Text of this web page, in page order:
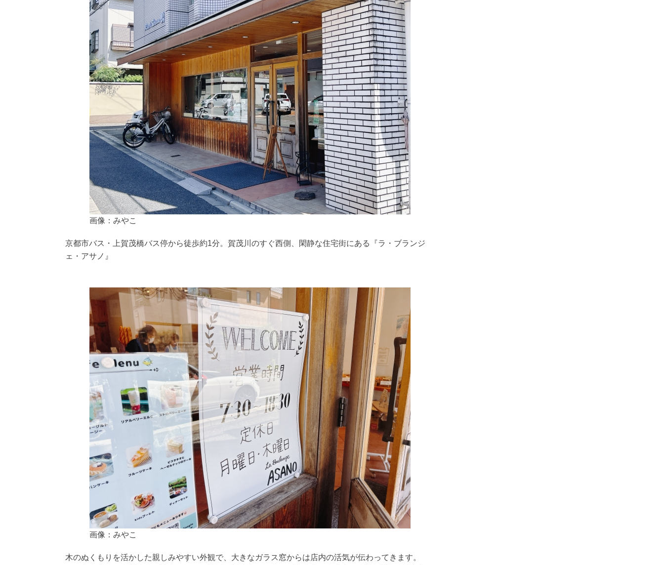
画像：みやこ
京都市バス・上賀茂橋バス停から徒歩約1分。賀茂川のすぐ西側、閑静な住宅街にある『ラ・ブランジ
ェ・アサノ』
画像：みやこ
木のぬくもりを活かした親しみやすい外観で、大きなガラス窓からは店内の活気が伝わってきます。